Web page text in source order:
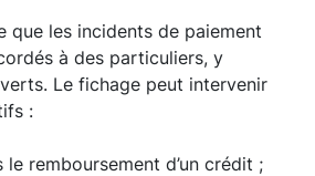
que les incidents de paiement
à des particuliers, y
Le fichage peut intervenir
:
le remboursement d’un crédit ;